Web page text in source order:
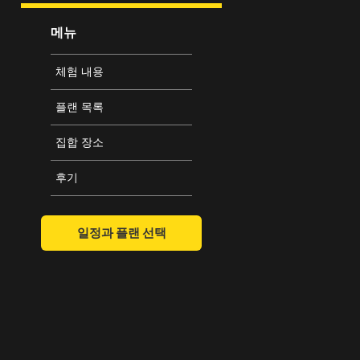
메뉴
체험 내용
플랜 목록
집합 장소
후기
일정과 플랜 선택